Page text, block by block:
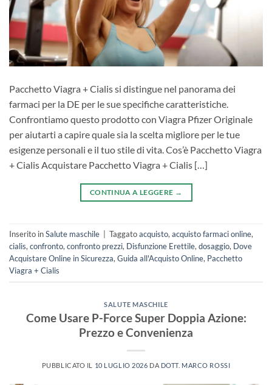
Pacchetto Viagra + Cialis si distingue nel panorama dei
farmaci per la DE per le sue specifiche caratteristiche.
Confrontiamo questo prodotto con Viagra Pfizer Originale
per aiutarti a capire quale sia la scelta migliore per le tue
esigenze personali e il tuo stile di vita. Cos’è Pacchetto Viagra
+ Cialis Acquistare Pacchetto Viagra + Cialis […]
CONTINUA A LEGGERE →
Inserito inSalute maschile Taggatoacquisto,acquisto farmaci online,
cialis,confronto,confronto prezzi, Disfunzione Erettile,dosaggio, Dove
Acquistare Online in Sicurezza,Guida all'Acquisto Online, Pacchetto
Viagra + Cialis
SALUTE MASCHILE
Come Usare P-Force Super Doppia Azione:
Prezzo e Convenienza
PUBBLICATO IL 10 LUGLIO 2026 DA DOTT. MARCO ROSSI